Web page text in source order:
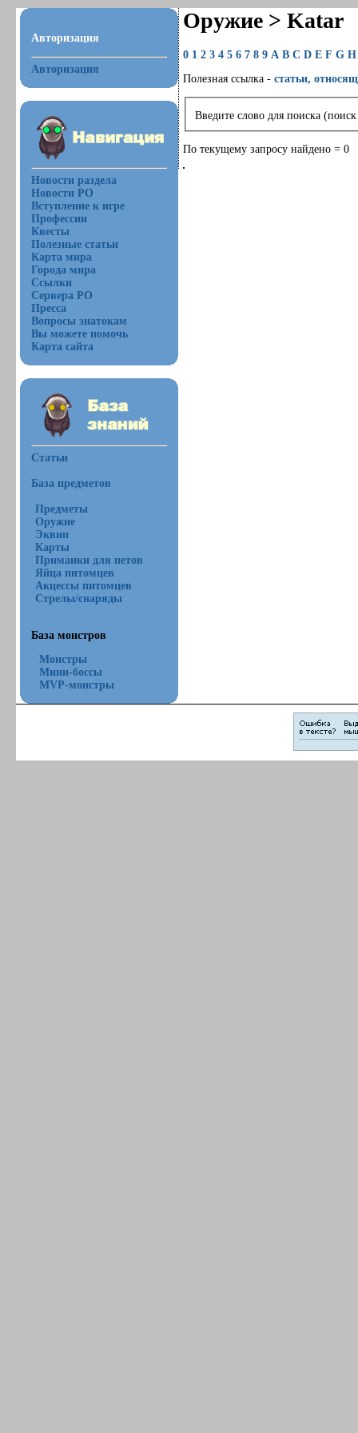
Авторизация
Авторизация
Новости раздела
Новости РО
Вступление к игре
Профессии
Квесты
Полезные статьи
Карта мира
Города мира
Ссылки
Сервера РО
Пресса
Вопросы знатокам
Вы можете помочь
Карта сайта
Статьи
База предметов
Предметы
Оружие
Эквип
Карты
Приманки для петов
Яйца питомцев
Акцессы питомцев
Стрелы/снаряды
База монстров
Монстры
Мини-боссы
MVP-монстры
Оружие > Katar
0 1 2 3 4 5 6 7 8 9 A B C D E F G H
Полезная ссылка -статьи,
Введите слово для поиска
По текущему запросу найдено = 0